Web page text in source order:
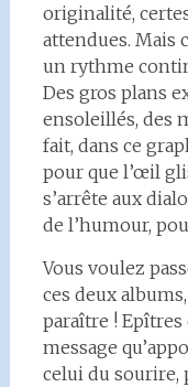
originalité,
attendues. Mais
un rythme
Des gros plans
ensoleillés, des
fait, dans ce
pour que l’œil
s’arrête aux
de l’humour,
Vous voulez
ces deux
paraître !
message
celui du sourire,